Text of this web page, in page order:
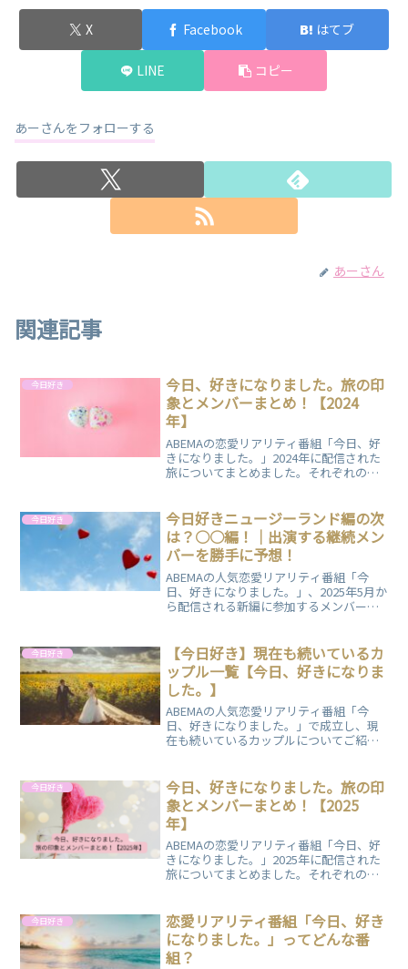
X Facebook はてブ
LINE コピー
あーさんをフォローする
あーさん
関連記事
今日好き
今日、好きになりました。旅の印
象とメンバーまとめ！【2024
年】
ABEMAの恋愛リアリティ番組「今日、好
きになりました。」2024年に配信された
旅についてまとめました。それぞれの旅
今日好き
今日好きニュージーランド編の次
は？○○編！｜出演する継続メン
バーを勝手に予想！
ABEMAの人気恋愛リアリティ番組「今
日、好きになりました。」、2025年5月か
ら配信される新編に参加するメンバーを
役高校生もまとめました。
今日好き
【今日好き】現在も続いているカ
ップル一覧【今日、好きになりま
した。】
ABEMAの人気恋愛リアリティ番組「今
日、好きになりました。」で成立し、現
在も続いているカップルについてご紹介
今日好き
今日、好きになりました。旅の印
象とメンバーまとめ！【2025
年】
ABEMAの恋愛リアリティ番組「今日、好
きになりました。」2025年に配信された
旅についてまとめました。それぞれの旅
今日好き
恋愛リアリティ番組「今日、好き
になりました。」ってどんな番
組？